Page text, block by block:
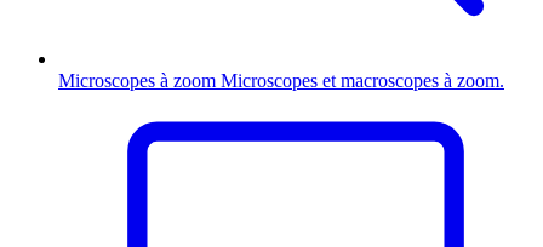
Microscopes à zoom Microscopes et macroscopes à zoom.